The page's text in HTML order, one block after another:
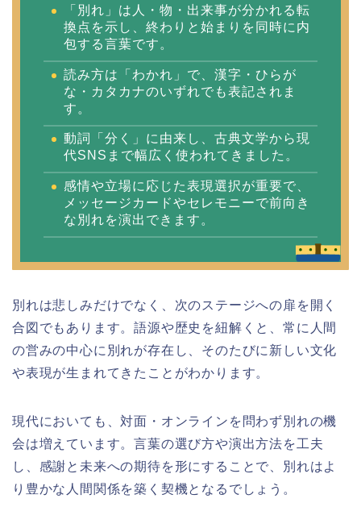
「別れ」は人・物・出来事が分かれる転
換点を示し、終わりと始まりを同時に内
包する言葉です。
読み方は「わかれ」で、漢字・ひらが
な・カタカナのいずれでも表記されま
す。
動詞「分く」に由来し、古典文学から現
代SNSまで幅広く使われてきました。
感情や立場に応じた表現選択が重要で、
メッセージカードやセレモニーで前向き
な別れを演出できます。
別れは悲しみだけでなく、次のステージへの扉を開く
合図でもあります。語源や歴史を紐解くと、常に人間
の営みの中心に別れが存在し、そのたびに新しい文化
や表現が生まれてきたことがわかります。
現代においても、対面・オンラインを問わず別れの機
会は増えています。言葉の選び方や演出方法を工夫
し、感謝と未来への期待を形にすることで、別れはよ
り豊かな人間関係を築く契機となるでしょう。